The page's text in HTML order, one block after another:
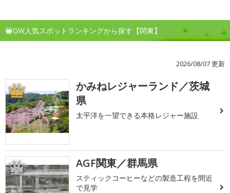
GW人気スポットランキングから探す【関東】
2026/08/07 更新
1
かみねレジャーランド／茨城
県
太平洋を一望できる本格レジャー施設
2 AGF関東／群馬県
スティックコーヒーなどの製造工程を間近
で見学